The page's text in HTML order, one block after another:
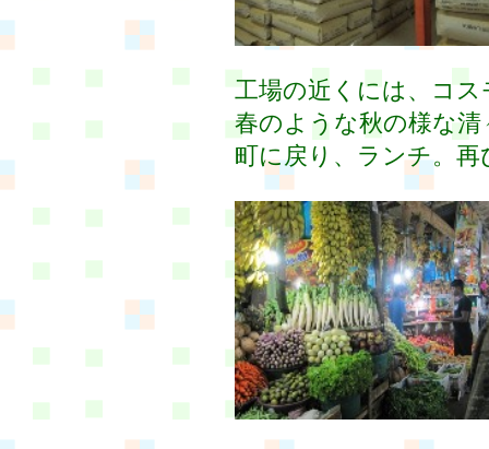
工場の近くには、コ
春のような秋の様な
町に戻り、ランチ。